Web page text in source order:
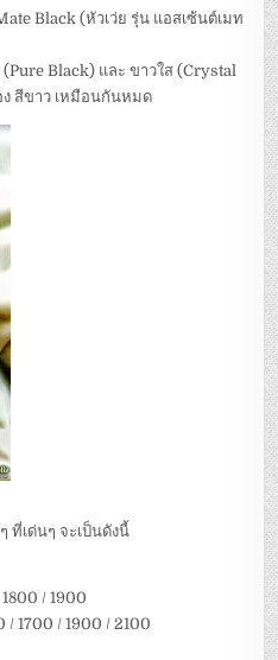
Black (หัวเว่ย รุ่น แอสเซ้นต์เมท
Black) และ ขาวใส (Crystal
ง สีขาว เหมือนกันหมด
ที่เด่นๆ จะเป็นดังนี้
/ 1900
1700 / 1900 / 2100